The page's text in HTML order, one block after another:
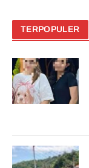
TERPOPULER